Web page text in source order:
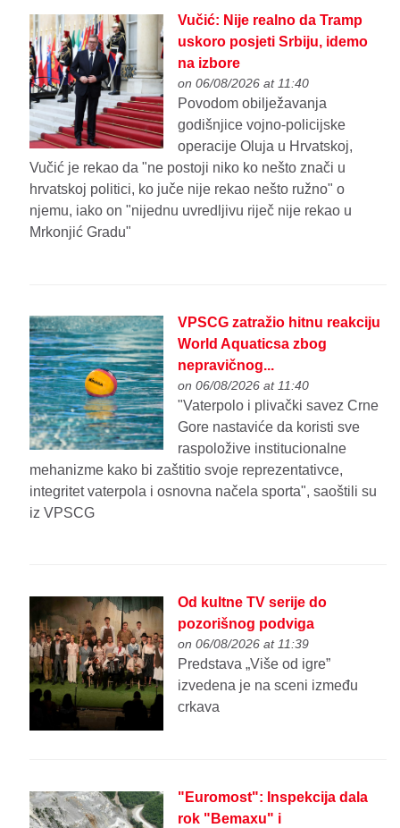
Vučić: Nije realno da Tramp
uskoro posjeti Srbiju, idemo
na izbore
on 06/08/2026 at 11:40
Povodom obilježavanja
godišnjice vojno-policijske
operacije Oluja u Hrvatskoj,
Vučić je rekao da "ne postoji niko ko nešto znači u
hrvatskoj politici, ko juče nije rekao nešto ružno" o
njemu, iako on "nijednu uvredljivu riječ nije rekao u
Mrkonjić Gradu"
VPSCG zatražio hitnu reakciju
World Aquaticsa zbog
nepravičnog...
on 06/08/2026 at 11:40
"Vaterpolo i plivački savez Crne
Gore nastaviće da koristi sve
raspoložive institucionalne
mehanizme kako bi zaštitio svoje reprezentativce,
integritet vaterpola i osnovna načela sporta", saoštili su
iz VPSCG
Od kultne TV serije do
pozorišnog podviga
on 06/08/2026 at 11:39
Predstava „Više od igre”
izvedena je na sceni između
crkava
"Euromost": Inspekcija dala
rok "Bemaxu" i